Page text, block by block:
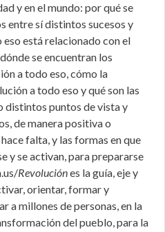
y en el mundo: por qué se
entre sí distintos sucesos y
está relacionado con el
se encuentran los
a todo eso, cómo la
a todo eso y qué son las
distintos puntos de vista y
de manera positiva o
falta, y las formas en que
y se activan, para prepararse
Revoluciónes la guía, eje y
orientar, formar y
a millones de personas, en la
del pueblo, para la